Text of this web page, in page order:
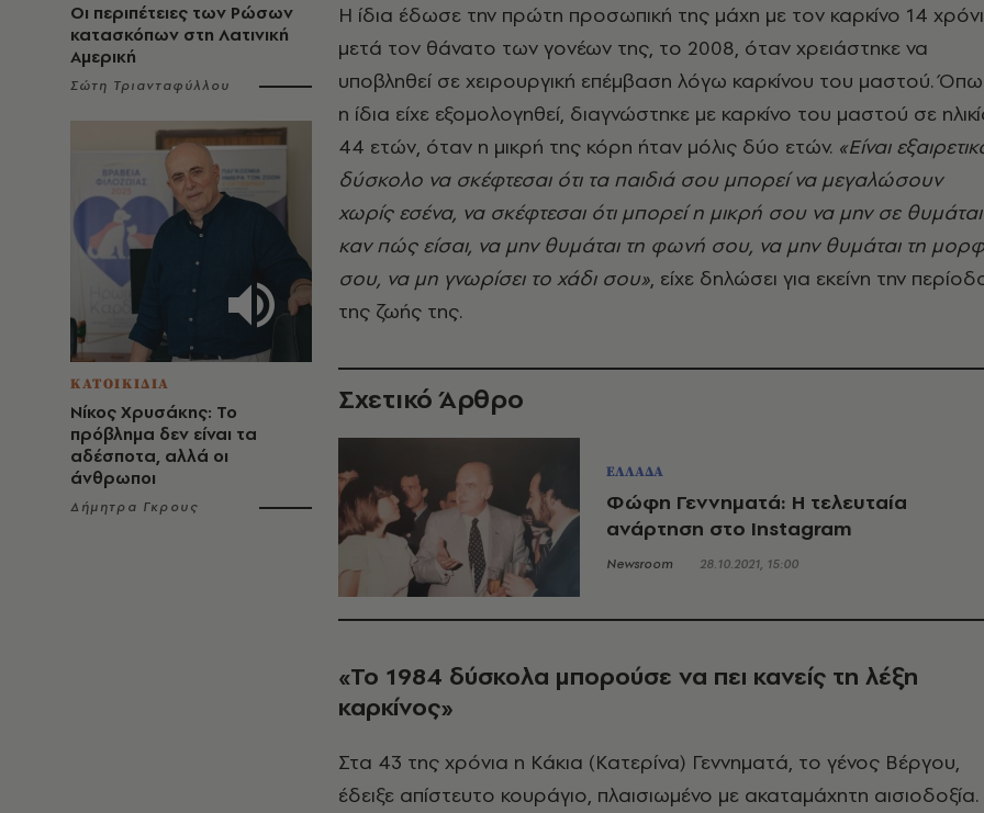
Οι περιπέτειες των Ρώσων
κατασκόπων στη Λατινική
Αμερική
Σώτη Τριανταφύλλου
ΚΑΤΟΙΚΙΔΙΑ
Νίκος Χρυσάκης: Το
πρόβλημα δεν είναι τα
αδέσποτα, αλλά οι
άνθρωποι
Δήμητρα Γκρους
Η ίδια έδωσε την πρώτη προσωπική της μάχη με τον καρκίνο 14
μετά τον θάνατο των γονέων της, το 2008, όταν χρειάστηκε να
υποβληθεί σε χειρουργική επέμβαση λόγω καρκίνου του μαστού.
η ίδια είχε εξομολογηθεί, διαγνώστηκε με καρκίνο του μαστού σε
44 ετών, όταν η μικρή της κόρη ήταν μόλις δύο ετών. «Είναι
δύσκολο να σκέφτεσαι ότι τα παιδιά σου μπορεί να μεγαλώσουν
χωρίς εσένα, να σκέφτεσαι ότι μπορεί η μικρή σου να μην σε θυμάται
καν πώς είσαι, να μην θυμάται τη φωνή σου, να μην θυμάται τη
σου, να μη γνωρίσει το χάδι σου», είχε δηλώσει για εκείνη την
της ζωής της.
Σχετικό Άρθρο
ΕΛΛΑΔΑ
Φώφη Γεννηματά: Η τελευταία
ανάρτηση στο Instagram
Newsroom 28.10.2021, 15:00
«Το 1984 δύσκολα μπορούσε να πει κανείς τη λέξη
καρκίνος»
Στα 43 της χρόνια η Κάκια (Κατερίνα) Γεννηματά, το γένος Βέργου,
έδειξε απίστευτο κουράγιο, πλαισιωμένο με ακαταμάχητη αισιοδοξία.